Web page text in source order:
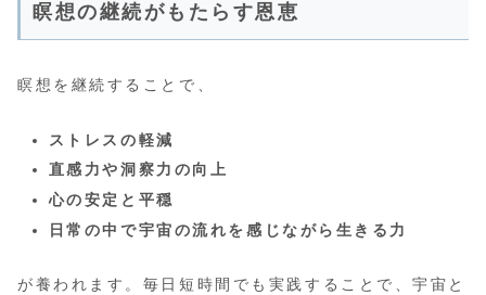
瞑想の継続がもたらす恩恵
瞑想を継続することで、
ストレスの軽減
直感力や洞察力の向上
心の安定と平穏
日常の中で宇宙の流れを感じながら生きる力
が養われます。毎日短時間でも実践することで、宇宙と